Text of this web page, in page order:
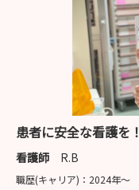
患者に安全な看護を！
看護師 R.B
職歴(キャリア)： 2024年〜